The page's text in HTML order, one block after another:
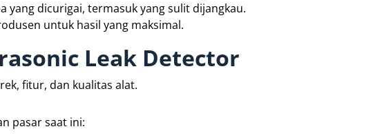
yang dicurigai, termasuk yang sulit dijangkau.
untuk hasil yang maksimal.
Leak Detector
fitur, dan kualitas alat.
pasar saat ini: